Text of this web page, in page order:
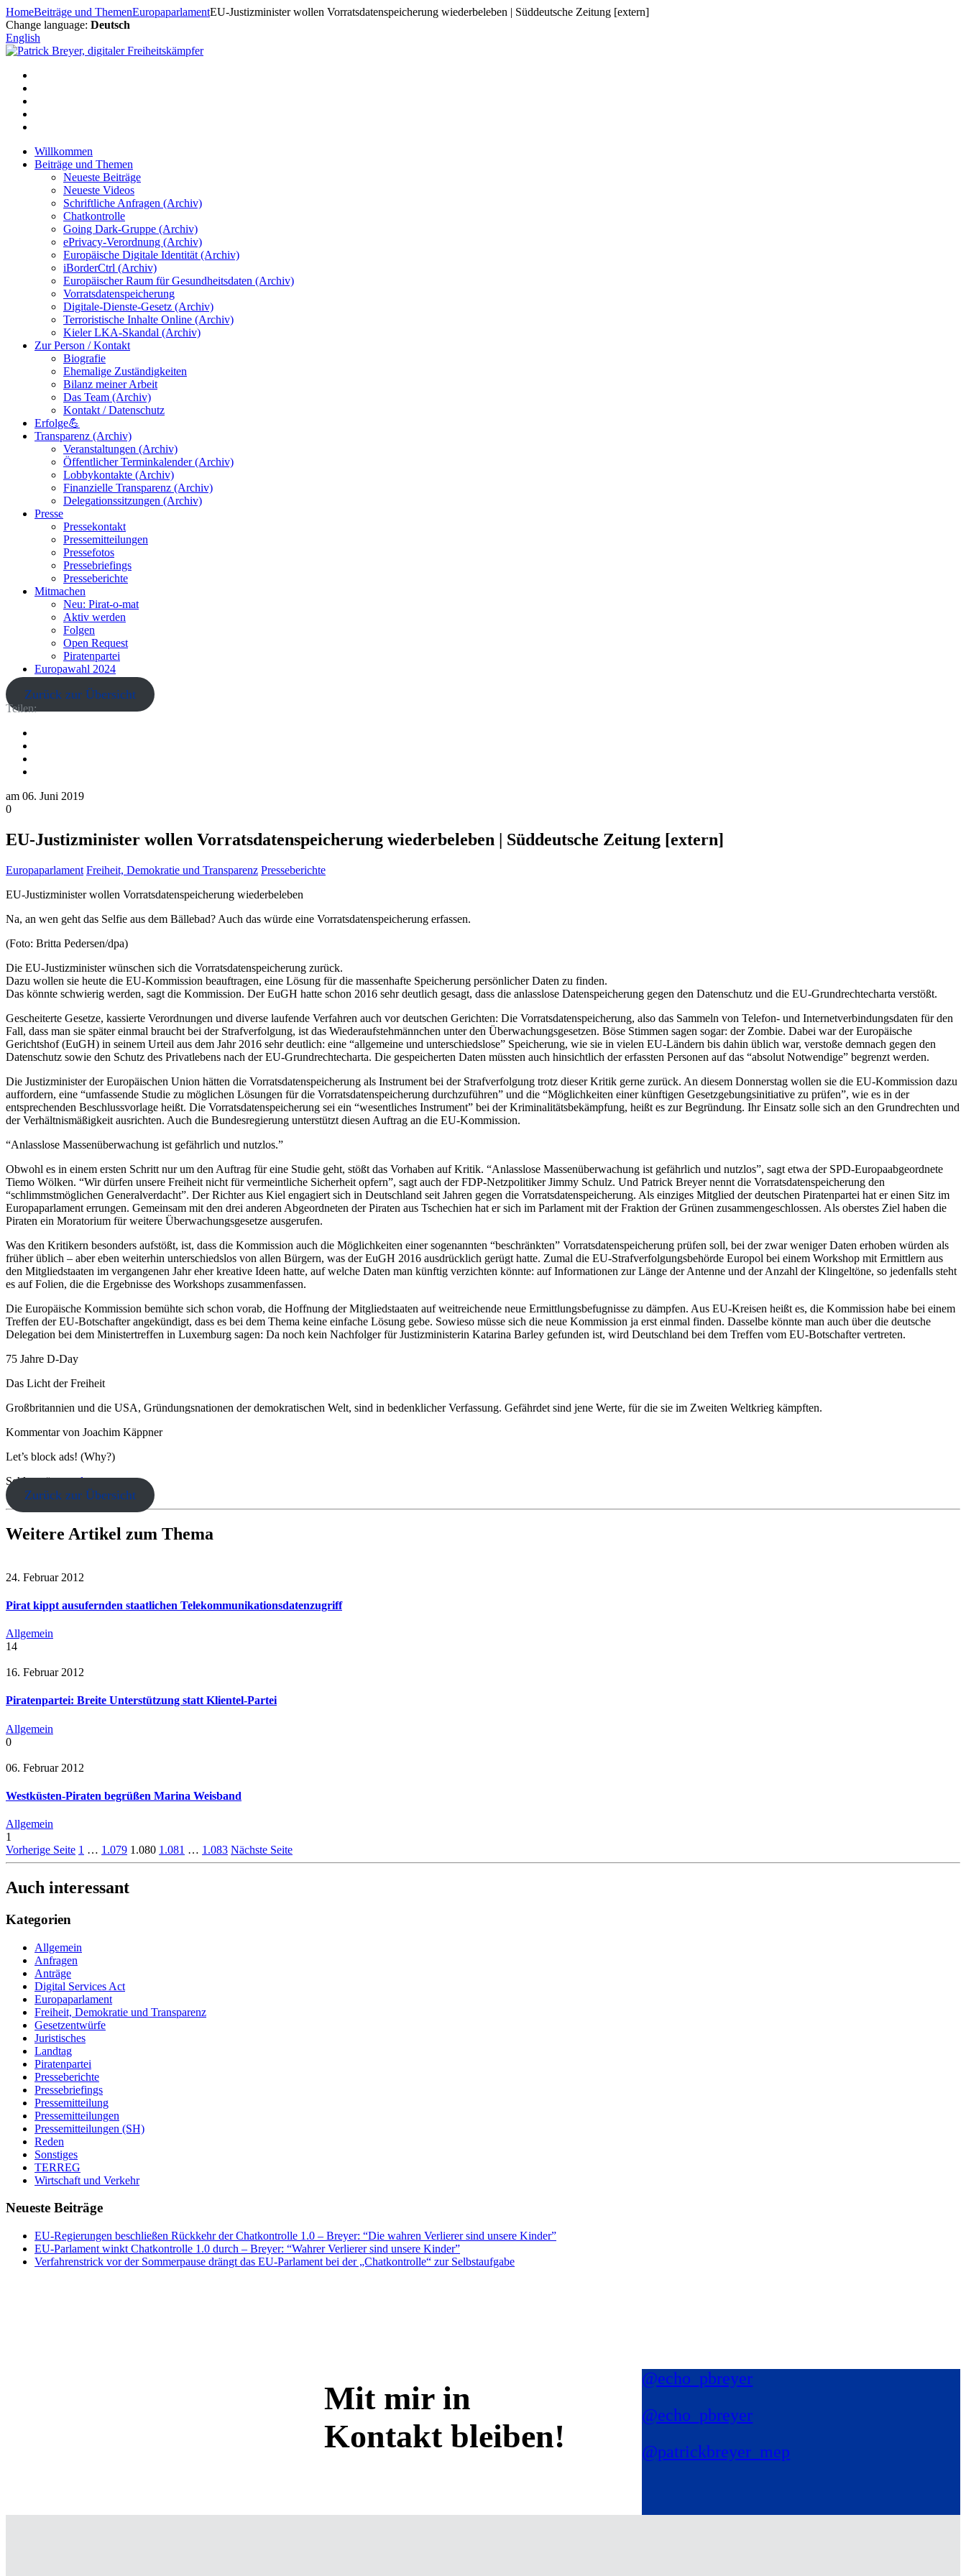
Zum
Inhalt
springen
HomeBeiträge und ThemenEuropaparlamentEU-Justizminister wollen Vorratsdatenspeicherung wiederbeleben | Süddeutsche Zeitung [extern]
Change language: Deutsch
English
Willkommen
Beiträge und Themen
Neueste Beiträge
Neueste Videos
Schriftliche Anfragen (Archiv)
Chatkontrolle
Going Dark-Gruppe (Archiv)
ePrivacy-Verordnung (Archiv)
Europäische Digitale Identität (Archiv)
iBorderCtrl (Archiv)
Europäischer Raum für Gesundheitsdaten (Archiv)
Vorratsdatenspeicherung
Digitale-Dienste-Gesetz (Archiv)
Terroristische Inhalte Online (Archiv)
Kieler LKA-Skandal (Archiv)
Zur Person / Kontakt
Biografie
Ehemalige Zuständigkeiten
Bilanz meiner Arbeit
Das Team (Archiv)
Kontakt / Datenschutz
Erfolge💪
Transparenz (Archiv)
Veranstaltungen (Archiv)
Öffentlicher Terminkalender (Archiv)
Lobbykontakte (Archiv)
Finanzielle Transparenz (Archiv)
Delegationssitzungen (Archiv)
Presse
Pressekontakt
Pressemitteilungen
Pressefotos
Pressebriefings
Presseberichte
Mitmachen
Neu: Pirat-o-mat
Aktiv werden
Folgen
Open Request
Piratenpartei
Europawahl 2024
Zurück zur Übersicht
Teilen:
am 06. Juni 2019
0
EU-Justizminister wollen Vorratsdatenspeicherung wiederbeleben | Süddeutsche Zeitung [extern]
Europaparlament Freiheit, Demokratie und Transparenz Presseberichte
EU-Justizminister wollen Vorratsdatenspeicherung wiederbeleben
Na, an wen geht das Selfie aus dem Bällebad? Auch das würde eine Vorratsdatenspeicherung erfassen.
(Foto: Britta Pedersen/dpa)
Die EU-Justizminister wünschen sich die Vorratsdatenspeicherung zurück.
Dazu wollen sie heute die EU-Kommission beauftragen, eine Lösung für die massenhafte Speicherung persönlicher Daten zu finden.
Das könnte schwierig werden, sagt die Kommission. Der EuGH hatte schon 2016 sehr deutlich gesagt, dass die anlasslose Datenspeicherung gegen den Datenschutz und die EU-Grundrechtecharta verstößt.
Gescheiterte Gesetze, kassierte Verordnungen und diverse laufende Verfahren auch vor deutschen Gerichten: Die Vorratsdatenspeicherung, also das Sammeln von Telefon- und Internetverbindungsdaten für den
Fall, dass man sie später einmal braucht bei der Strafverfolgung, ist das Wiederaufstehmännchen unter den Überwachungsgesetzen. Böse Stimmen sagen sogar: der Zombie. Dabei war der Europäische
Gerichtshof (EuGH) in seinem Urteil aus dem Jahr 2016 sehr deutlich: eine “allgemeine und unterschiedslose” Speicherung, wie sie in vielen EU-Ländern bis dahin üblich war, verstoße demnach gegen den
Datenschutz sowie den Schutz des Privatlebens nach der EU-Grundrechtecharta. Die gespeicherten Daten müssten auch hinsichtlich der erfassten Personen auf das “absolut Notwendige” begrenzt werden.
Die Justizminister der Europäischen Union hätten die Vorratsdatenspeicherung als Instrument bei der Strafverfolgung trotz dieser Kritik gerne zurück. An diesem Donnerstag wollen sie die EU-Kommission dazu
auffordern, eine “umfassende Studie zu möglichen Lösungen für die Vorratsdatenspeicherung durchzuführen” und die “Möglichkeiten einer künftigen Gesetzgebungsinitiative zu prüfen”, wie es in der
entsprechenden Beschlussvorlage heißt. Die Vorratsdatenspeicherung sei ein “wesentliches Instrument” bei der Kriminalitätsbekämpfung, heißt es zur Begründung. Ihr Einsatz solle sich an den Grundrechten und
der Verhältnismäßigkeit ausrichten. Auch die Bundesregierung unterstützt diesen Auftrag an die EU-Kommission.
“Anlasslose Massenüberwachung ist gefährlich und nutzlos.”
Obwohl es in einem ersten Schritt nur um den Auftrag für eine Studie geht, stößt das Vorhaben auf Kritik. “Anlasslose Massenüberwachung ist gefährlich und nutzlos”, sagt etwa der SPD-Europaabgeordnete
Tiemo Wölken. “Wir dürfen unsere Freiheit nicht für vermeintliche Sicherheit opfern”, sagt auch der FDP-Netzpolitiker Jimmy Schulz. Und Patrick Breyer nennt die Vorratsdatenspeicherung den
“schlimmstmöglichen Generalverdacht”. Der Richter aus Kiel engagiert sich in Deutschland seit Jahren gegen die Vorratsdatenspeicherung. Als einziges Mitglied der deutschen Piratenpartei hat er einen Sitz im
Europaparlament errungen. Gemeinsam mit den drei anderen Abgeordneten der Piraten aus Tschechien hat er sich im Parlament mit der Fraktion der Grünen zusammengeschlossen. Als oberstes Ziel haben die
Piraten ein Moratorium für weitere Überwachungsgesetze ausgerufen.
Was den Kritikern besonders aufstößt, ist, dass die Kommission auch die Möglichkeiten einer sogenannten “beschränkten” Vorratsdatenspeicherung prüfen soll, bei der zwar weniger Daten erhoben würden als
früher üblich – aber eben weiterhin unterschiedslos von allen Bürgern, was der EuGH 2016 ausdrücklich gerügt hatte. Zumal die EU-Strafverfolgungsbehörde Europol bei einem Workshop mit Ermittlern aus
den Mitgliedstaaten im vergangenen Jahr eher kreative Ideen hatte, auf welche Daten man künftig verzichten könnte: auf Informationen zur Länge der Antenne und der Anzahl der Klingeltöne, so jedenfalls steht
es auf Folien, die die Ergebnisse des Workshops zusammenfassen.
Die Europäische Kommission bemühte sich schon vorab, die Hoffnung der Mitgliedstaaten auf weitreichende neue Ermittlungsbefugnisse zu dämpfen. Aus EU-Kreisen heißt es, die Kommission habe bei einem
Treffen der EU-Botschafter angekündigt, dass es bei dem Thema keine einfache Lösung gebe. Sowieso müsse sich die neue Kommission ja erst einmal finden. Dasselbe könnte man auch über die deutsche
Delegation bei dem Ministertreffen in Luxemburg sagen: Da noch kein Nachfolger für Justizministerin Katarina Barley gefunden ist, wird Deutschland bei dem Treffen vom EU-Botschafter vertreten.
75 Jahre D-Day
Das Licht der Freiheit
Großbritannien und die USA, Gründungsnationen der demokratischen Welt, sind in bedenklicher Verfassung. Gefährdet sind jene Werte, für die sie im Zweiten Weltkrieg kämpften.
Kommentar von Joachim Käppner
Let’s block ads! (Why?)
Schlagwörter: vds
Zurück zur Übersicht
Weitere Artikel zum Thema
24. Februar 2012
Pirat kippt ausufernden staatlichen Telekommunikationsdatenzugriff
Allgemein
14
16. Februar 2012
Piratenpartei: Breite Unterstützung statt Klientel-Partei
Allgemein
0
06. Februar 2012
Westküsten-Piraten begrüßen Marina Weisband
Allgemein
1
Vorherige Seite 1 … 1.079 1.080 1.081 … 1.083 Nächste Seite
Auch interessant
Kategorien
Allgemein
Anfragen
Anträge
Digital Services Act
Europaparlament
Freiheit, Demokratie und Transparenz
Gesetzentwürfe
Juristisches
Landtag
Piratenpartei
Presseberichte
Pressebriefings
Pressemitteilung
Pressemitteilungen
Pressemitteilungen (SH)
Reden
Sonstiges
TERREG
Wirtschaft und Verkehr
Neueste Beiträge
EU-Regierungen beschließen Rückkehr der Chatkontrolle 1.0 – Breyer: “Die wahren Verlierer sind unsere Kinder”
EU-Parlament winkt Chatkontrolle 1.0 durch – Breyer: “Wahrer Verlierer sind unsere Kinder”
Verfahrenstrick vor der Sommerpause drängt das EU-Parlament bei der „Chatkontrolle“ zur Selbstaufgabe
Mit mir in
Kontakt bleiben!
@echo_pbreyer
@echo_pbreyer
@patrickbreyer_mep